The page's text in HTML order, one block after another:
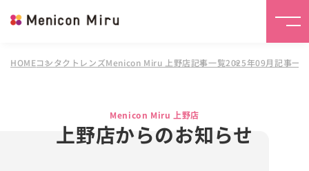
HOMEコンタクトレンズMenicon Miru 上野店記事一覧2025年09月記事一覧
Menicon Miru 上野店
上野店からのお知らせ